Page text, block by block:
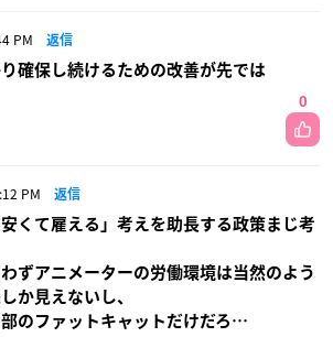
PM 返信
確保し続けるための改善が先では
0
PM 返信
安くて雇える」考えを助長する政策まじ考
ずアニメーターの労働環境は当然のよう
か見えないし、
のファットキャットだけだろ…